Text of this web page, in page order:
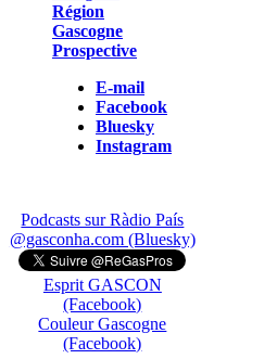
Région
Gascogne
Prospective
E-mail
Facebook
Bluesky
Instagram
Podcasts sur Ràdio País
@gasconha.com (Bluesky)
Esprit GASCON
(Facebook)
Couleur Gascogne
(Facebook)